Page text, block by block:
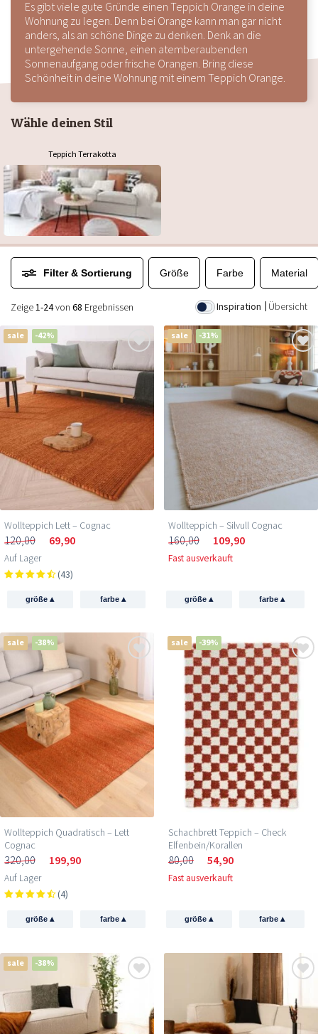
Es gibt viele gute Gründe einen Teppich Orange in deine
Wohnung zu legen. Denn bei Orange kann man gar nicht
anders, als an schöne Dinge zu denken. Denk an die
untergehende Sonne, einen atemberaubenden
Sonnenaufgang oder frische Orangen. Bring diese
Schönheit in deine Wohnung mit einem Teppich Orange.
Wähle deinen Stil
Teppich Terrakotta
Filter & Sortierung Größe Farbe Material
Inspiration Übersicht
Zeige 1-24von 68 Ergebnissen
sale -42%
Wollteppich Lett – Cognac
120,00 69,90
Auf Lager
(43)
größe▴ farbe ▴
sale -31%
Wollteppich – Silvull Cognac
160,00 109,90
Fast ausverkauft
größe▴ farbe ▴
sale -38%
Wollteppich Quadratisch – Lett
Cognac
320,00 199,90
Auf Lager
(4)
größe▴ farbe ▴
sale -39%
Schachbrett Teppich – Check
Elfenbein/Korallen
80,00 54,90
Fast ausverkauft
größe▴ farbe ▴
sale -38%